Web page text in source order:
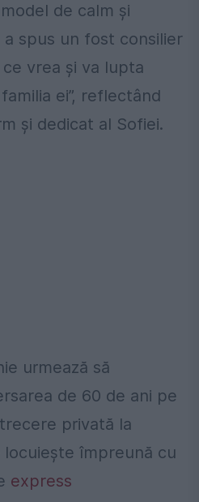
de calm și
spus un fost consilier
ce vrea și va lupta
ei”, reflectând
și dedicat al Sofiei.
urmează să
de 60 de ani pe
privată la
locuiește împreună cu
express